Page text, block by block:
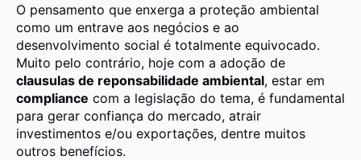
O pensamento que enxerga a proteção ambiental
como um entrave aos negócios e ao
desenvolvimento social é totalmente equivocado.
Muito pelo contrário, hoje com a adoção de
clausulas de reponsabilidade ambiental, estar em
compliance com a legislação do tema, é fundamental
para gerar confiança do mercado, atrair
investimentos e/ou exportações, dentre muitos
outros benefícios.